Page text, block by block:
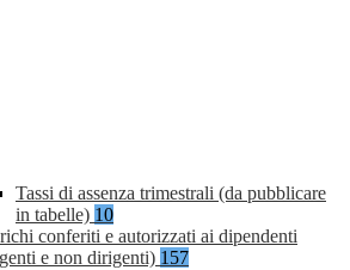
Tassi di assenza trimestrali (da pubblicare
in tabelle) 10
conferiti e autorizzati ai dipendenti
e non dirigenti) 157